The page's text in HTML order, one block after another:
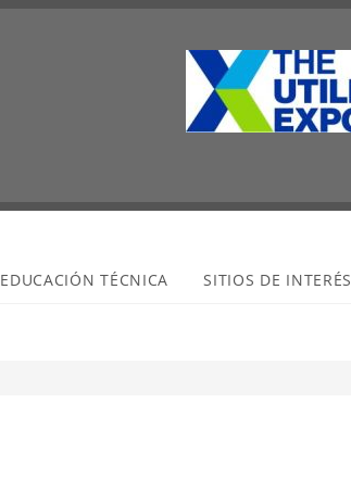
EDUCACIÓN TÉCNICA SITIOS DE INTERÉS